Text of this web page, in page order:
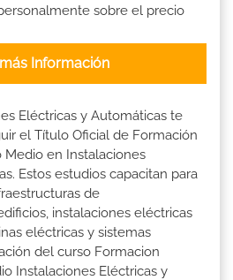
sobre el precio
Información
Eléctricas y Automáticas te
el Título Oficial de Formación
Medio en Instalaciones
Estos estudios capacitan para
de
instalaciones eléctricas
eléctricas y sistemas
del curso Formacion
Instalaciones Eléctricas y